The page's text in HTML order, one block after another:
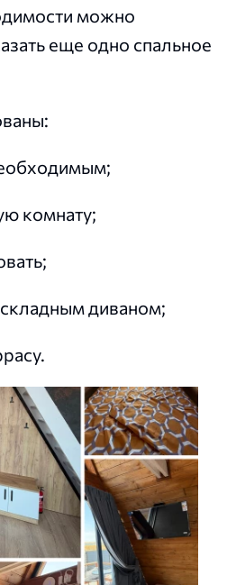
можно
еще одно спальное
комнату;
диваном;